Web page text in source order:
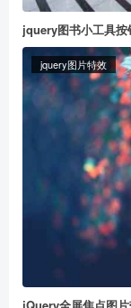
jquery图书小工具
jquery图片特效
jQuery全屏焦点图